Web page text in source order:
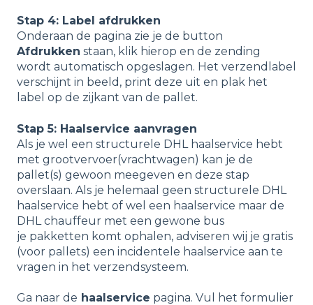
Stap 4: Label afdrukken
Onderaan de pagina zie je de button
Afdrukken staan, klik hierop en de zending
wordt automatisch opgeslagen. Het verzendlabel
verschijnt in beeld, print deze uit en plak het
label op de zijkant van de pallet.
Stap 5: Haalservice aanvragen
Als je wel een structurele DHL haalservice hebt
met grootvervoer(vrachtwagen) kan je de
pallet(s) gewoon meegeven en deze stap
overslaan. Als je helemaal geen structurele DHL
haalservice hebt of wel een haalservice maar de
DHL chauffeur met een gewone bus
je pakketten komt ophalen, adviseren wij je gratis
(voor pallets) een incidentele haalservice aan te
vragen in het verzendsysteem.
Ga naar de haalservice pagina. Vul het formulier